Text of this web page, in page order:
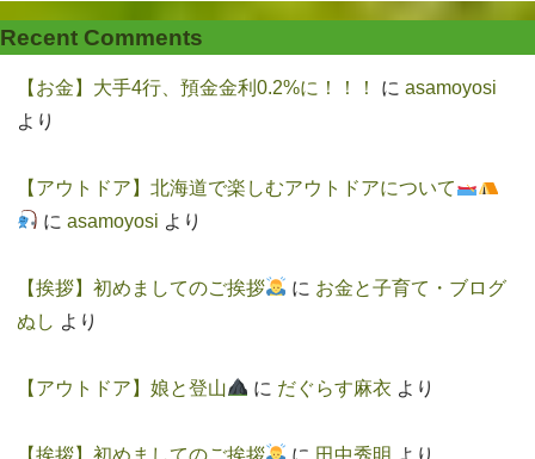
Recent Comments
【お金】大手4行、預金金利0.2%に！！！ に asamoyosi
より
【アウトドア】北海道で楽しむアウトドアについて
に asamoyosi より
【挨拶】初めましてのご挨拶 に お金と子育て・ブログ
ぬし より
【アウトドア】娘と登山 に だぐらす麻衣 より
【挨拶】初めましてのご挨拶 に 田中秀明 より